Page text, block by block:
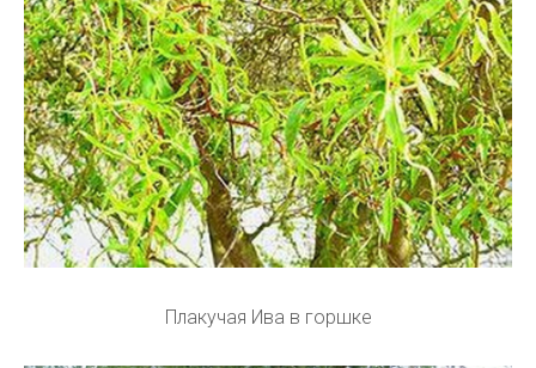
Плакучая Ива в горшке